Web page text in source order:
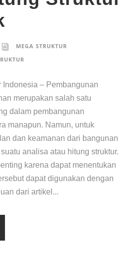
MEGA STRUKTUR
Indonesia – Pembangunan
merupakan salah satu
dalam pembangunan
manapun. Namun, untuk
dan keamanan dari bangunan
analisa atau hitung struktur.
karena dapat menentukan
dapat digunakan dengan
dari artikel...